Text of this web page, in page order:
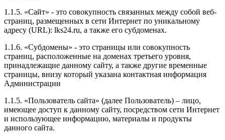
1.1.5. «Сайт» - это совокупность связанных между собой веб-
страниц, размещенных в сети Интернет по уникальному
адресу (URL): lks24.ru, а также его субдоменах.
1.1.6. «Субдомены» - это страницы или совокупность
страниц, расположенные на доменах третьего уровня,
принадлежащие данному сайту, а также другие временные
страницы, внизу который указана контактная информация
Администрации
1.1.5. «Пользователь сайта» (далее Пользователь) – лицо,
имеющее доступ к данному сайту, посредством сети Интернет
и использующее информацию, материалы и продукты
данного сайта.